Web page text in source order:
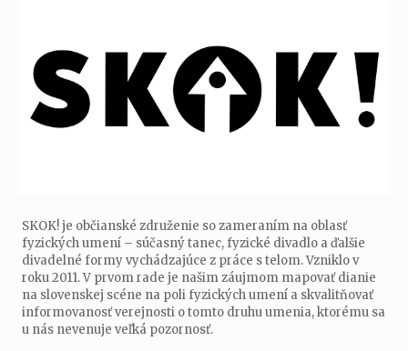
SKOK! je občianské združenie so zameraním na oblasť
fyzických umení – súčasný tanec, fyzické divadlo a ďalšie
divadelné formy vychádzajúce z práce s telom. Vzniklo v
roku 2011. V prvom rade je našim záujmom mapovať dianie
na slovenskej scéne na poli fyzických umení a skvalitňovať
informovanosť verejnosti o tomto druhu umenia, ktorému sa
u nás nevenuje veľká pozornosť.